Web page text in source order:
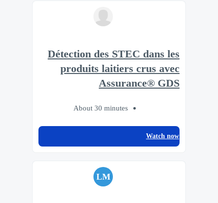
Détection des STEC dans les
produits laitiers crus avec
Assurance® GDS
About 30 minutes
Watch now
LM